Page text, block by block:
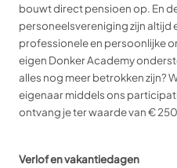
bouwt direct pensioen op. En
personeelsvereniging zijn altijd
professionele en persoonlijke
eigen Donker Academy
alles nog meer betrokken zijn?
eigenaar middels ons
ontvang je ter waarde van €
Verlof en vakantiedagen